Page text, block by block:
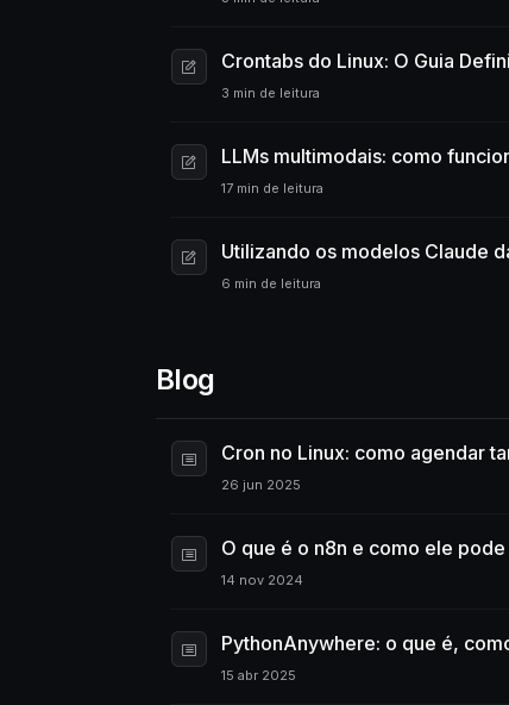
Crontabs do Linux: O Guia
3 min de leitura
LLMs multimodais: como
17 min de leitura
Utilizando os modelos Claude
6 min de leitura
Blog
Cron no Linux: como agendar
26 jun 2025
O que é o n8n e como ele
14 nov 2024
PythonAnywhere: o que é,
15 abr 2025